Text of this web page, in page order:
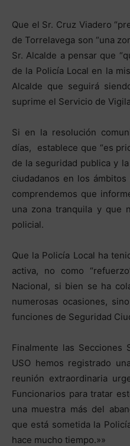
Que el Sr. Cruz Viadero
de Torrelavega son “una
Sr. Alcalde a pensar que
de la Policía Local en la
Alcalde que seguirá
suprime el Servicio de
Si en la resolución
días, establece que “es
de la seguridad publica y
ciudadanos en los
comprendemos que
una zona tranquila y que
policial.
Que la Policía Local ha
activa, no como
Nacional, si bien se ha
numerosas ocasiones,
funciones de Seguridad
Finalmente las Secciones
USO hemos registrado
reunión extraordinaria
Funcionarios para tratar
una muestra más del
que está sometida la
hace mucho tiempo.»»